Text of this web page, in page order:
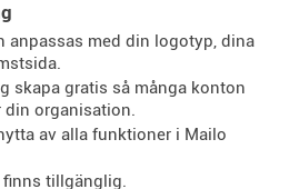
anpassas med din logotyp, dina
skapa gratis så många konton
din organisation.
av alla funktioner i Mailo
finns tillgänglig.